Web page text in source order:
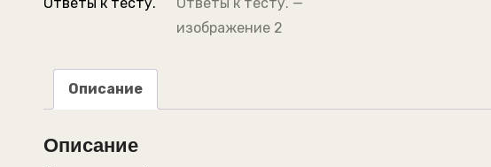
Описание
Описание